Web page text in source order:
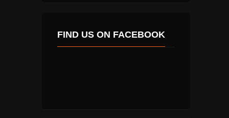
FIND US ON FACEBOOK